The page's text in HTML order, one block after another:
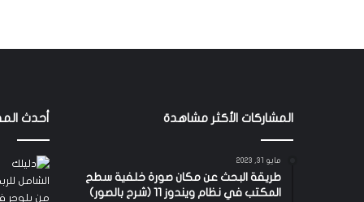
المشاركات الأكثر مشاهدة
مايو 31, 2023
طريقة البحث عن مكان صورة خلفية سطح
المكتب في نظام ويندوز 11 (شرح بالصور)
أحدث